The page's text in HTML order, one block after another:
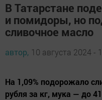
В Татарстане
и помидоры, но
сливочное масло
автор, 10 августа 2024 -
На 1,09% подорожало
рубля за кг, мука — до